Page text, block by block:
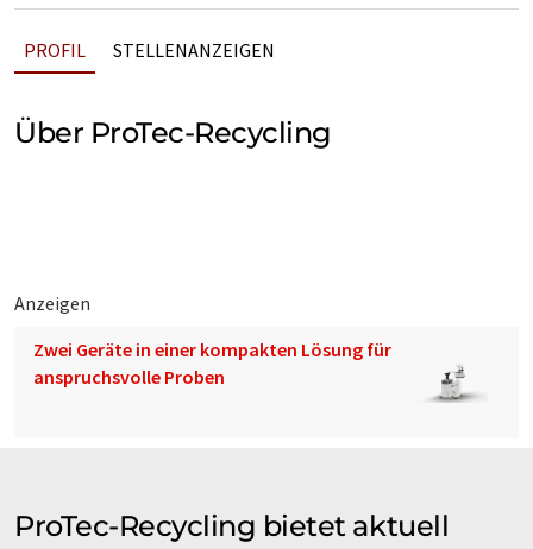
PROFIL STELLENANZEIGEN
Über ProTec-Recycling
Anzeigen
Zwei Geräte in einer kompakten Lösung für
anspruchsvolle Proben
ProTec-Recycling bietet aktuell